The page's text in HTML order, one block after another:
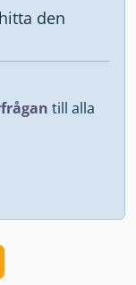
den
till alla